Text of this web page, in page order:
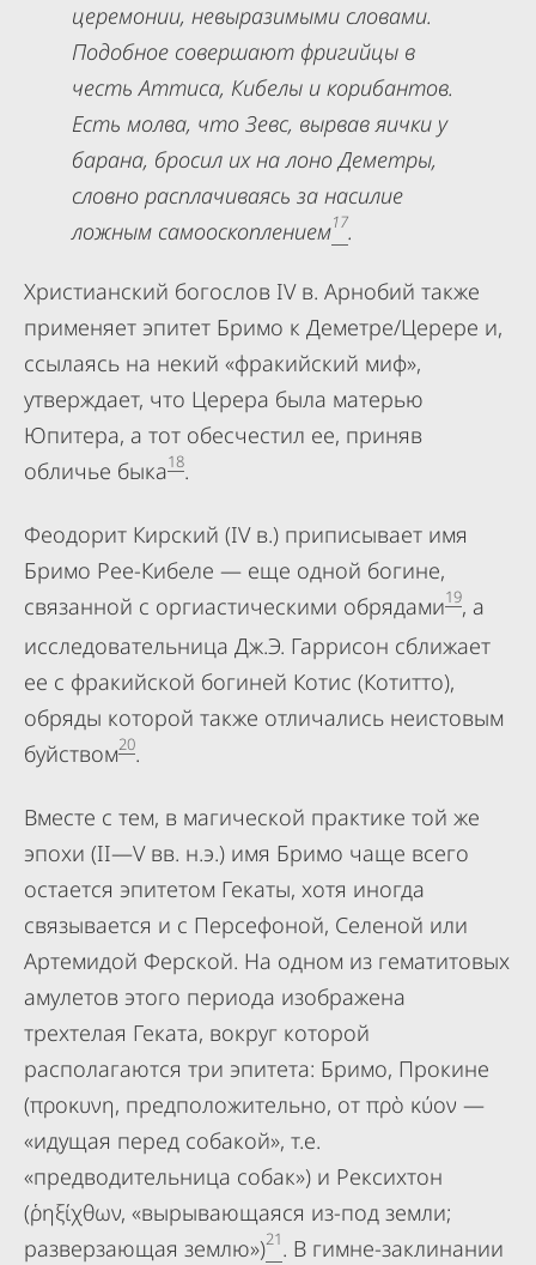
церемонии, невыразимыми словами.
Подобное совершают фригийцы в
честь Аттиса, Кибелы и корибантов.
Есть молва, что Зевс, вырвав яички у
барана, бросил их на лоно Деметры,
словно расплачиваясь за насилие
ложным самооскоплением17.
Христианский богослов IV в. Арнобий также
применяет эпитет Бримо к Деметре/Церере и,
ссылаясь на некий «фракийский миф»,
утверждает, что Церера была матерью
Юпитера, а тот обесчестил ее, приняв
обличье быка18.
Феодорит Кирский (IV в.) приписывает имя
Бримо Рее-Кибеле — еще одной богине,
связанной с оргиастическими обрядами19, а
исследовательница Дж.Э. Гаррисон сближает
ее с фракийской богиней Котис (Котитто),
обряды которой также отличались неистовым
буйством20.
Вместе с тем, в магической практике той же
эпохи (II—V вв. н.э.) имя Бримо чаще всего
остается эпитетом Гекаты, хотя иногда
связывается и с Персефоной, Селеной или
Артемидой Ферской. На одном из гематитовых
амулетов этого периода изображена
трехтелая Геката, вокруг которой
располагаются три эпитета: Бримо, Прокине
(προκυνη, предположительно, от πρὸ κύον —
«идущая перед собакой», т.е.
«предводительница собак») и Рексихтон
(ῥηξίχθων, «вырывающаяся из-под земли;
разверзающая землю»)21. В гимне-заклинании